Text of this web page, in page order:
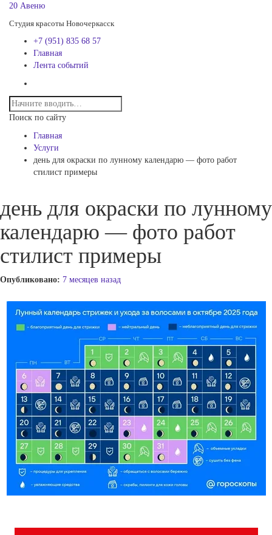
20 Авеню
Студия красоты Новочеркасск
+7 (951) 835 68 57
Главная
Лента событий
Поиск по сайту
Главная
Услуги
день для окраски по лунному календарю — фото работ
стилист примеры
день для окраски по лунному
календарю — фото работ
стилист примеры
Опубликовано: 7 месяцев назад